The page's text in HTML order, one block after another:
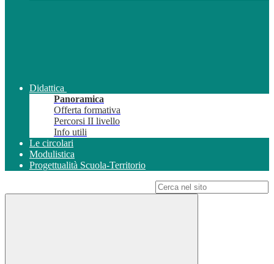
Didattica
Panoramica
Offerta formativa
Percorsi II livello
Info utili
Le circolari
Modulistica
Progettualità Scuola-Territorio